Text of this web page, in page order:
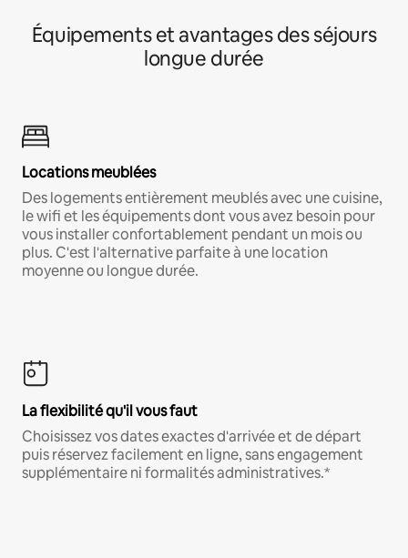
Équipements et avantages des séjours
longue durée
Locations meublées
Des logements entièrement meublés avec une cuisine,
le wifi et les équipements dont vous avez besoin pour
vous installer confortablement pendant un mois ou
plus. C'est l'alternative parfaite à une location
moyenne ou longue durée.
La flexibilité qu'il vous faut
Choisissez vos dates exactes d'arrivée et de départ
puis réservez facilement en ligne, sans engagement
supplémentaire ni formalités administratives.*